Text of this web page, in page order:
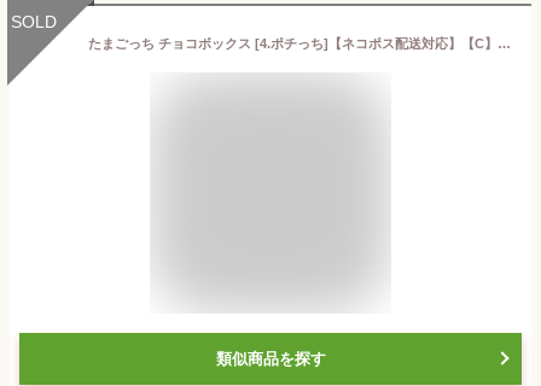
SOLD
たまごっち チョコボックス [4.ポチっち]【ネコポス配送対応】【C】※お菓子は付属しません。
類似商品を探す